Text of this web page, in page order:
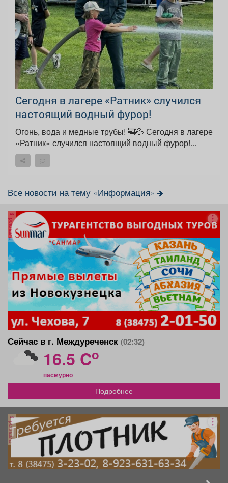
Сегодня в лагере «Ратник» случился
настоящий водный фурор!
Огонь, вода и медные трубы! 🚒💦 Сегодня в лагере
«Ратник» случился настоящий водный фурор!...
Все новости на тему «Информация»
реклама
Сейчас в г. Междуреченск (02:32)
16.5 Co
пасмурно
Подробнее
реклама